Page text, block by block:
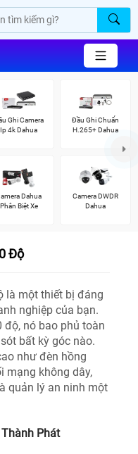
Ghi Camera
Ip 4k Dahua
Đầu Ghi Chuẩn
H.265+ Dahua
Dahua
Phân Biệt Xe
Camera DWDR
Dahua
Độ
là một thiết bị đáng
nghiệp của bạn.
độ, nó bao phủ toàn
bất kỳ góc nào.
như đèn hồng
mạng không dây,
quản lý an ninh một
Phát